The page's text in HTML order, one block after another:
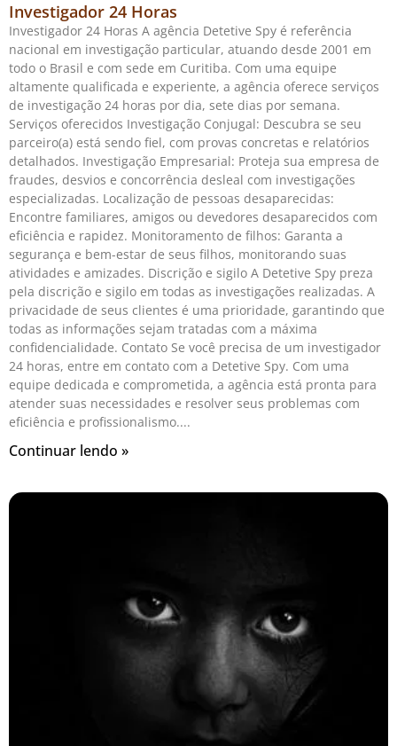
Investigador 24 Horas
Investigador 24 Horas A agência Detetive Spy é referência
nacional em investigação particular, atuando desde 2001 em
todo o Brasil e com sede em Curitiba. Com uma equipe
altamente qualificada e experiente, a agência oferece serviços
de investigação 24 horas por dia, sete dias por semana.
Serviços oferecidos Investigação Conjugal: Descubra se seu
parceiro(a) está sendo fiel, com provas concretas e relatórios
detalhados. Investigação Empresarial: Proteja sua empresa de
fraudes, desvios e concorrência desleal com investigações
especializadas. Localização de pessoas desaparecidas:
Encontre familiares, amigos ou devedores desaparecidos com
eficiência e rapidez. Monitoramento de filhos: Garanta a
segurança e bem-estar de seus filhos, monitorando suas
atividades e amizades. Discrição e sigilo A Detetive Spy preza
pela discrição e sigilo em todas as investigações realizadas. A
privacidade de seus clientes é uma prioridade, garantindo que
todas as informações sejam tratadas com a máxima
confidencialidade. Contato Se você precisa de um investigador
24 horas, entre em contato com a Detetive Spy. Com uma
equipe dedicada e comprometida, a agência está pronta para
atender suas necessidades e resolver seus problemas com
eficiência e profissionalismo.
Continuar lendo »